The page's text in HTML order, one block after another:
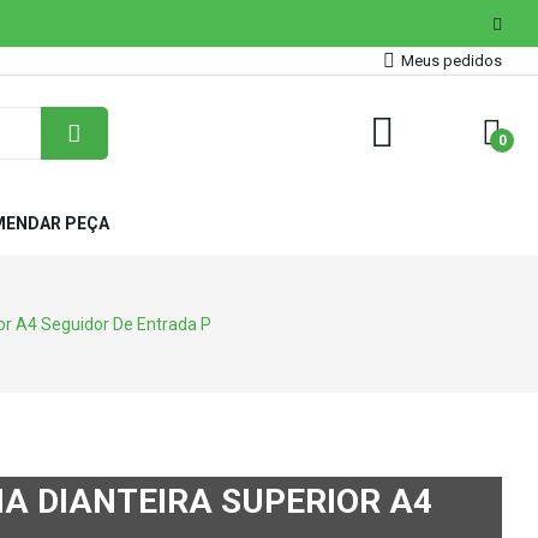
Meus pedidos
0
PEÇA
A4 Seguidor De Entrada P
DIANTEIRA SUPERIOR A4